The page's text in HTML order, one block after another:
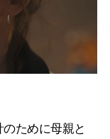
のために母親と